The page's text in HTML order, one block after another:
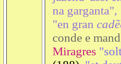
na garganta",
"en gran
conde e
Miragres